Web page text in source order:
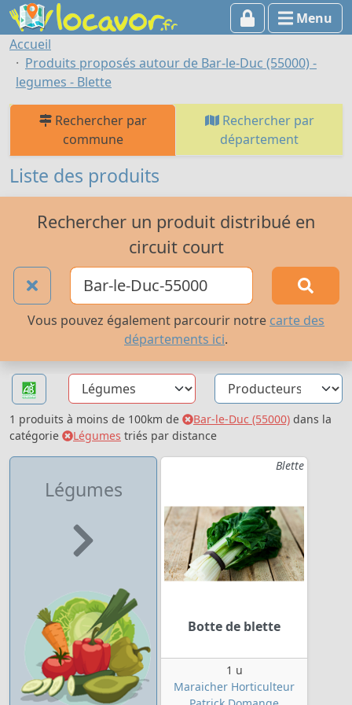
Menu
Accueil
Produits proposés autour de Bar-le-Duc (55000) -
legumes - Blette
Rechercher par
commune
Rechercher par
département
Liste des produits
Rechercher un produit distribué en
circuit court
Vous pouvez également parcourir notre carte des
départements ici.
1 produits à moins de 100km de Bar-le-Duc (55000) dans la
catégorie
Légumes triés par distance
Légumes
Blette
Botte de blette
1 u
Maraicher Horticulteur